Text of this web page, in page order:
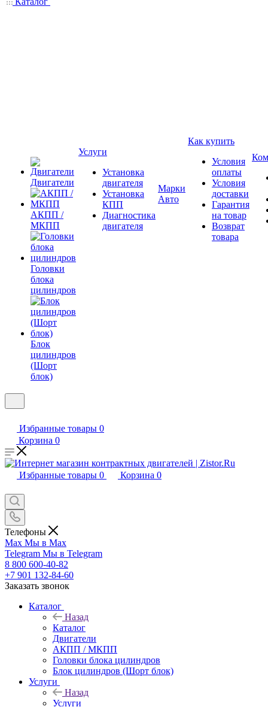
Двигатели
АКПП /
МКПП
Головки
блока
цилиндров
Блок
цилиндров
(Шорт
блок)
Услуги
Установка
двигателя
Установка
КПП
Диагностика
двигателя
Марки
Авто
Как купить
Условия
оплаты
Условия
доставки
Гарантия
на товар
Возврат
товара
Избранные товары 0
Корзина 0
Избранные товары 0 Корзина 0
Телефоны
Max Мы в Max
Telegram Мы в Telegram
8 800 600-40-82
+7 901 132-84-60
Заказать звонок
Каталог
Назад
Каталог
Двигатели
АКПП / МКПП
Головки блока цилиндров
Блок цилиндров (Шорт блок)
Услуги
Назад
Услуги